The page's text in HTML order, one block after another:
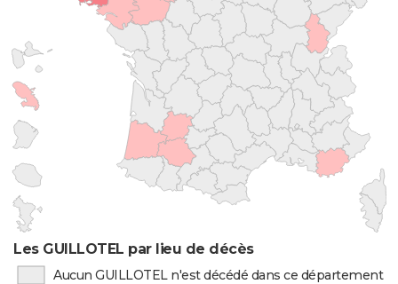
Les GUILLOTEL par lieu de décès
Aucun GUILLOTEL n'est décédé dans ce département